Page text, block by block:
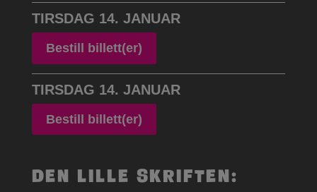
TIRSDAG 14. JANUAR
Bestill billett(er)
TIRSDAG 14. JANUAR
Bestill billett(er)
Den lille skriften: